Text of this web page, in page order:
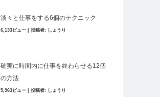
淡々と仕事をする6個のテクニック
6,133ビュー 投稿者: しょうり
確実に時間内に仕事を終わらせる12個
の方法
5,963ビュー 投稿者: しょうり